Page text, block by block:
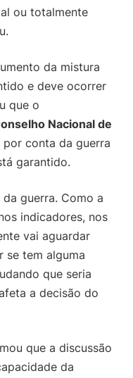
ou totalmente
da mistura
e deve ocorrer
que o
Nacional de
conta da guerra
garantido.
da guerra. Como a
indicadores, nos
vai aguardar
se tem alguma
que seria
a decisão do
que a discussão
da